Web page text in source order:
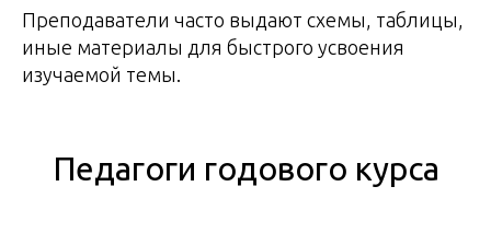
Преподаватели часто выдают схемы, таблицы,
иные материалы для быстрого усвоения
изучаемой темы.
Педагоги годового курса